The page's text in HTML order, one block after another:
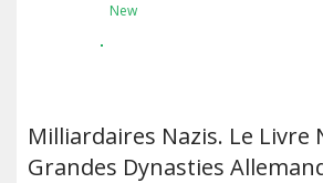
New
Milliardaires Nazis. Le Livre
Grandes Dynasties